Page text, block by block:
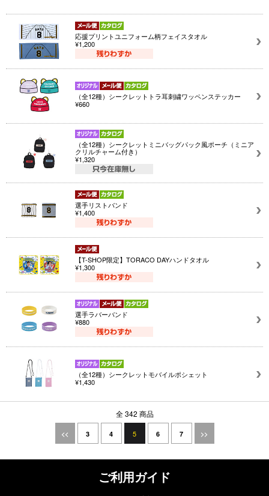
応援プリントユニフォーム柄フェイスタオル
¥1,200
（全12種）シークレットトラ耳刺繍ワッペンステッカー
¥660
（全12種）シークレットミニバッグパック風ポーチ（ミニア
クリルチャーム付き）
¥1,320
選手リストバンド
¥1,400
【T-SHOP限定】TORACO DAYハンドタオル
¥1,300
選手ラバーバンド
¥880
（全12種）シークレットモバイルポシェット
¥1,430
全 342 商品
<< 3 4 5 6 7 >>
ご利用ガイド